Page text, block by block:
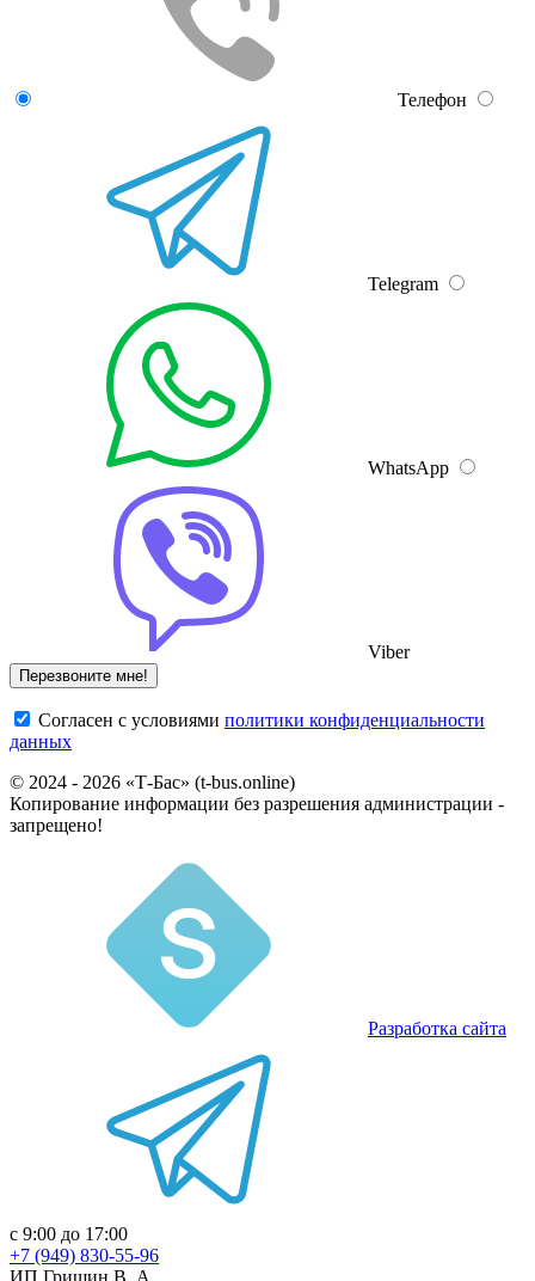
Телефон
Telegram
WhatsApp
Viber
Cогласен с условиями политики конфиденциальности
данных
© 2024 - 2026 «Т-Бас» (t-bus.online)
Копирование информации без разрешения администрации -
запрещено!
Разработка сайта
с 9:00 до 17:00
+7 (949) 830-55-96
ИП Гришин В. А.